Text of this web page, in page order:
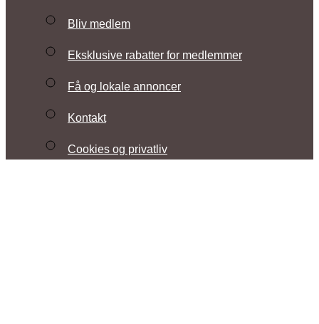
Bliv medlem
Eksklusive rabatter for medlemmer
Få og lokale annoncer
Kontakt
Cookies og privatliv